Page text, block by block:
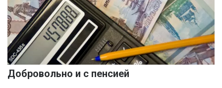
Добровольно и с пенсией